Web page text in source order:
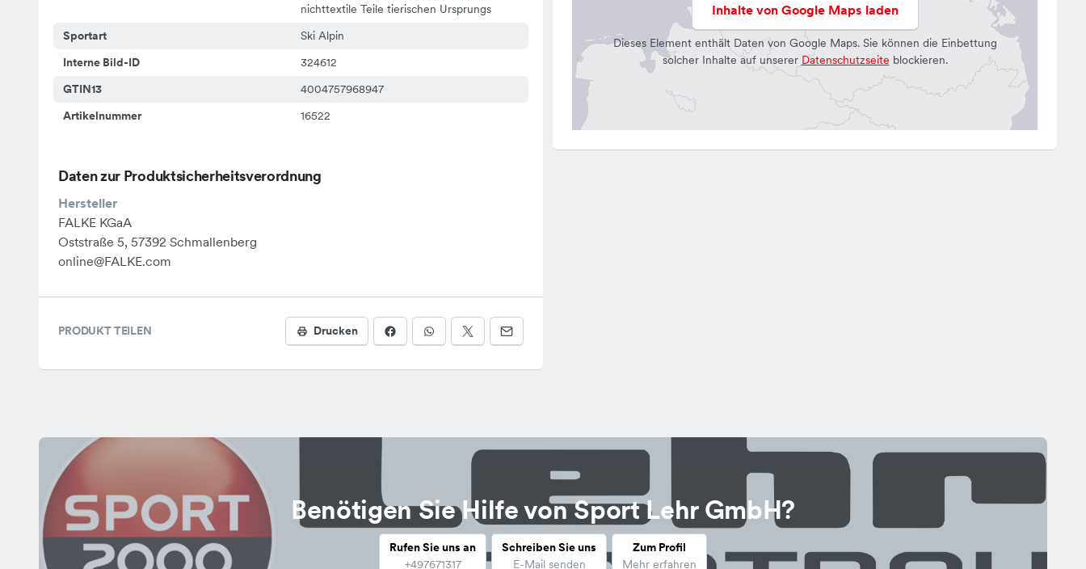
nichttextile Teile tierischen Ursprungs
Sportart
Ski Alpin
Interne Bild-ID
324612
GTIN13
4004757968947
Artikelnummer
16522
Daten zur Produktsicherheitsverordnung
Hersteller
FALKE KGaA
Oststraße 5, 57392 Schmallenberg
online@FALKE.com
PRODUKT TEILEN Drucken
Inhalte von Google Maps laden
Dieses Element enthält Daten von Google Maps. Sie können die Einbettung
solcher Inhalte auf unserer Datenschutzseite blockieren.
Benötigen Sie Hilfe von Sport Lehr GmbH?
Rufen Sie uns an
+497671317
Schreiben Sie uns
E-Mail senden
Zum Profil
Mehr erfahren